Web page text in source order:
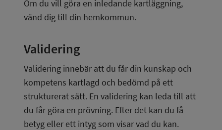
Om du vill göra en inledande kartläggning,
vänd dig till din hemkommun.
Validering
Validering innebär att du får din kunskap och
kompetens kartlagd och bedömd på ett
strukturerat sätt. En validering kan leda till att
du får göra en prövning. Efter det kan du få
betyg eller ett intyg som visar vad du kan.